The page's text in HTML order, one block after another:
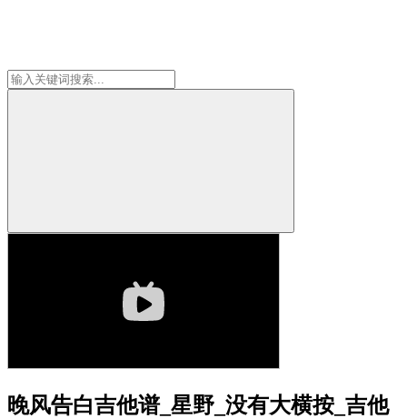
晚风告白吉他谱_星野_没有大横按_吉他